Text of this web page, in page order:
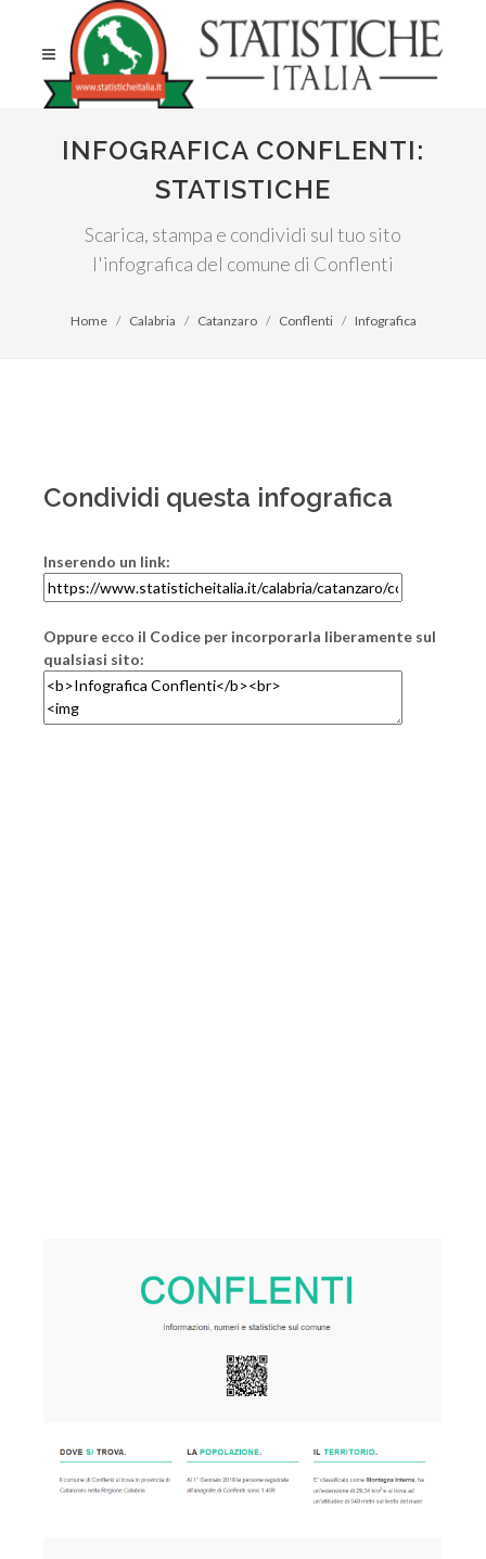
INFOGRAFICA CONFLENTI:
STATISTICHE
Scarica, stampa e condividi sul tuo sito
l'infografica del comune di Conflenti
Home Calabria Catanzaro Conflenti Infografica
Condividi questa infografica
Inserendo un link:
Oppure ecco il Codice per incorporarla liberamente sul
qualsiasi sito: